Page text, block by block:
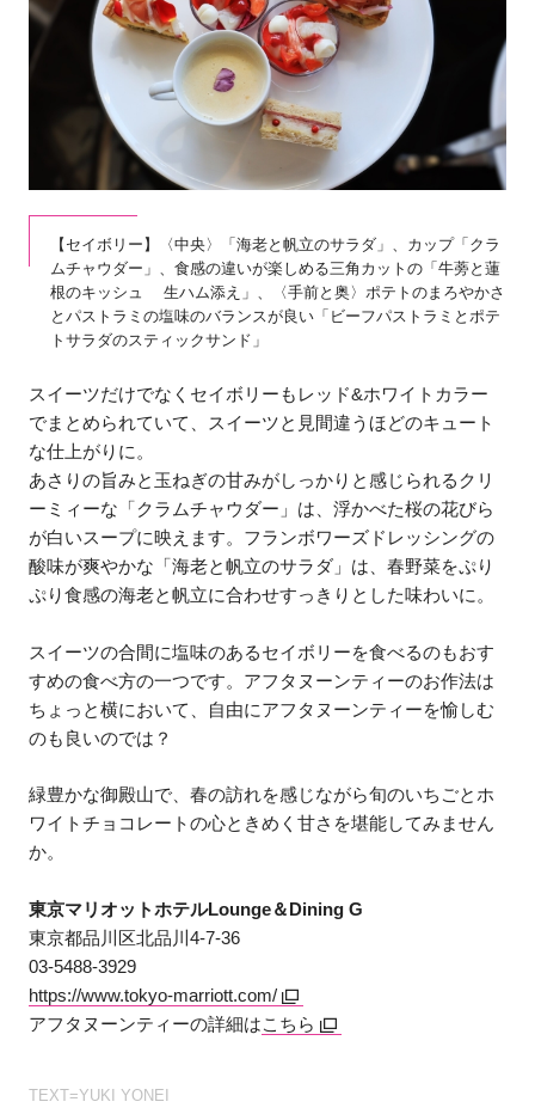
【セイボリー】〈中央〉「海老と帆立のサラダ」、カップ「クラ
ムチャウダー」、食感の違いが楽しめる三角カットの「牛蒡と蓮
根のキッシュ 生ハム添え」、〈手前と奥〉ポテトのまろやかさ
とパストラミの塩味のバランスが良い「ビーフパストラミとポテ
トサラダのスティックサンド」
スイーツだけでなくセイボリーもレッド&ホワイトカラー
でまとめられていて、スイーツと見間違うほどのキュート
な仕上がりに。
あさりの旨みと玉ねぎの甘みがしっかりと感じられるクリ
ーミィーな「クラムチャウダー」は、浮かべた桜の花びら
が白いスープに映えます。フランボワーズドレッシングの
酸味が爽やかな「海老と帆立のサラダ」は、春野菜をぷり
ぷり食感の海老と帆立に合わせすっきりとした味わいに。
スイーツの合間に塩味のあるセイボリーを食べるのもおす
すめの食べ方の一つです。アフタヌーンティーのお作法は
ちょっと横において、自由にアフタヌーンティーを愉しむ
のも良いのでは？
緑豊かな御殿山で、春の訪れを感じながら旬のいちごとホ
ワイトチョコレートの心ときめく甘さを堪能してみません
か。
東京マリオットホテルLounge＆Dining G
東京都品川区北品川4-7-36
03-5488-3929
https://www.tokyo-marriott.com/
アフタヌーンティーの詳細はこちら
TEXT=YUKI YONEI